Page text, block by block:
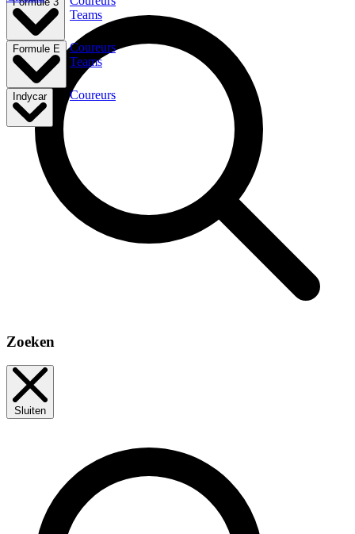
Teams
Formule E
Coureurs
Teams
Indycar Coureurs
Zoeken
Sluiten